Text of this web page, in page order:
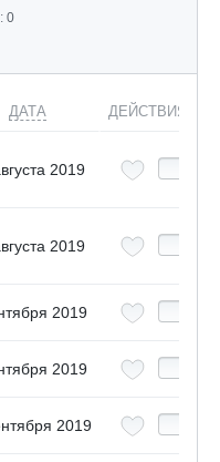
0
ДАТА ДЕЙСТВИЯ
2019
2019
2019
2019
2019